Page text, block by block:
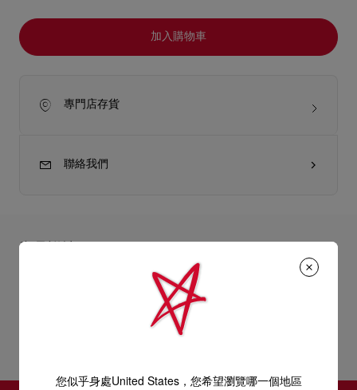
加入購物車
專門店存貨
聯絡我們
產品詳情
優雅的Paloma手拿包以黑色小牛皮打造，附有可調校長度的活動
鏈帶。這款設計以窩釘拼出標誌性的Loubinthesky圖案，演繹這
個結合窩釘、品牌標誌和設計師簽名的獨特裝飾細節。
黑色
您似乎身處United States，您希望瀏覽哪一個地區